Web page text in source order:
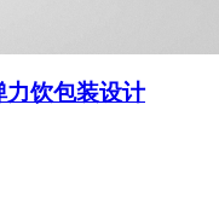
力饮包装设计